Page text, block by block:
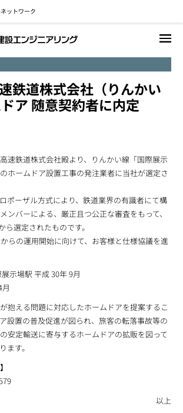
ットワーク
鉄道株式会社（りんかい
ア 随意契約者に内定
速鉄道株式会社殿より、りんかい線「国際展示
ホームドア設置工事の発注業者に当社が選定さ
ポーザル方式により、鉄道業界の有識者にて構
ンバーによる、厳正且つ公正な審査をもって、
ら選定されたものです。
らの運用開始に向けて、お客様と仕様協議を進
示場駅 平成 30年 9月
抱える問題に対応したホームドアを提案するこ
設置の普及促進が図られ、旅客の転落事故等の
安定輸送に寄与するホームドアの拡販を図って
ます。
以上